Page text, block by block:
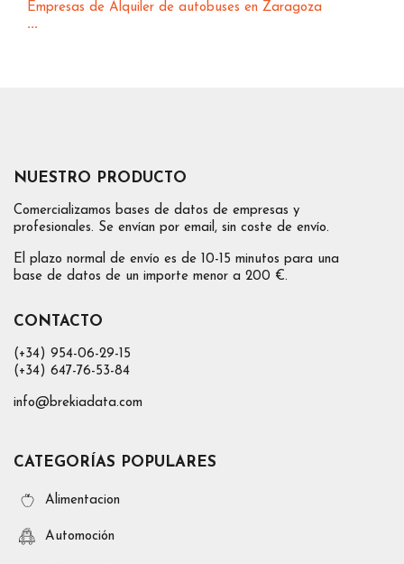
Empresas de Alquiler de autobuses en Zaragoza
...
NUESTRO PRODUCTO
Comercializamos bases de datos de empresas y
profesionales. Se envían por email, sin coste de envío.
El plazo normal de envío es de 10-15 minutos para una
base de datos de un importe menor a 200 €.
CONTACTO
(+34) 954-06-29-15
(+34) 647-76-53-84
info@brekiadata.com
CATEGORÍAS POPULARES
Alimentacion
Automoción